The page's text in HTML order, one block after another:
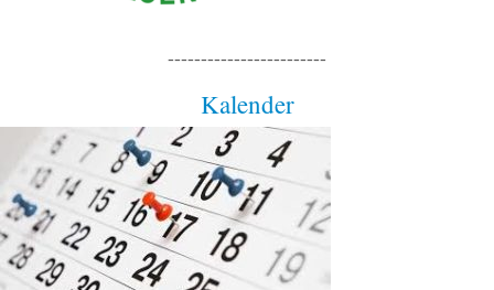
------------------------
Kalender